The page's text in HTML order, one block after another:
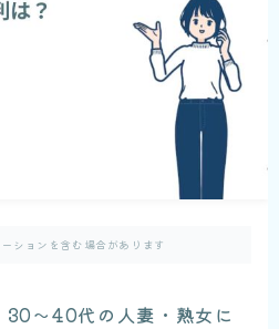
ションを含む場合があります
30〜40代の人妻・熟女に